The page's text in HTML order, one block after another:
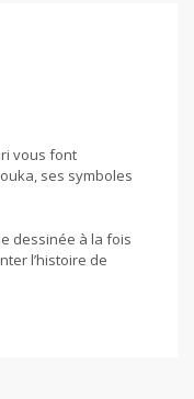
vous font
ses symboles
dessinée à la fois
l’histoire de